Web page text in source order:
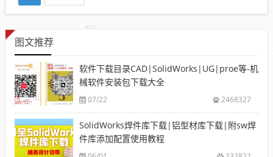
图文推荐
软件下载目录CAD|SolidWorks|UG|proe等-机
械软件安装包下载大全
07/22 2468327
SolidWorks焊件库下载|铝型材库下载|附sw焊
件库添加配置使用教程